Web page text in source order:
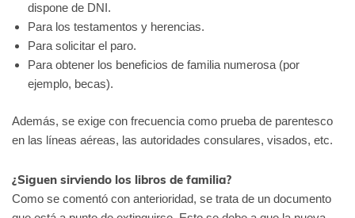
dispone de DNI.
Para los testamentos y herencias.
Para solicitar el paro.
Para obtener los beneficios de familia numerosa (por
ejemplo, becas).
Además, se exige con frecuencia como prueba de parentesco
en las líneas aéreas, las autoridades consulares, visados, etc.
¿Siguen sirviendo los libros de familia?
Como se comentó con anterioridad, se trata de un documento